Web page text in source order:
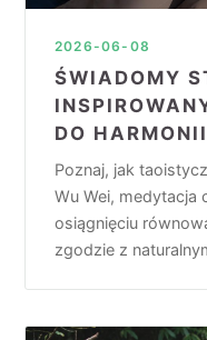
2026-06-08
ŚWIADOMY
DO
Poznaj, jak
Wu Wei, medytacja
osiągnięciu
zgodzie z